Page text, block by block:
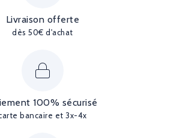
Livraison offerte
dès 50€ d'achat
100% sécurisé
bancaire et 3x-4x